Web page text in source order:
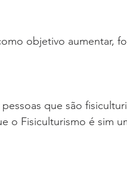
objetivo aumentar,
que são
o Fisiculturismo é sim